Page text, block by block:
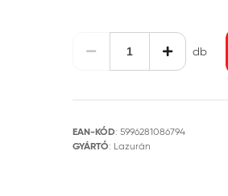
db
EAN-KÓD: 5996281086794
GYÁRTÓ: Lazurán